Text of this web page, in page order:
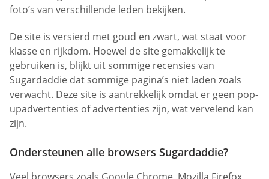
foto’s van verschillende leden bekijken.
De site is versierd met goud en zwart, wat staat voor
klasse en rijkdom. Hoewel de site gemakkelijk te
gebruiken is, blijkt uit sommige recensies van
Sugardaddie dat sommige pagina’s niet laden zoals
verwacht. Deze site is aantrekkelijk omdat er geen pop-
upadvertenties of advertenties zijn, wat vervelend kan
zijn.
Ondersteunen alle browsers Sugardaddie?
Veel browsers zoals Google Chrome, Mozilla Firefox,